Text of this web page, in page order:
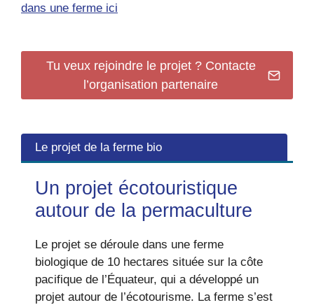
dans une ferme ici
Tu veux rejoindre le projet ? Contacte
l’organisation partenaire
Le projet de la ferme bio
Un projet écotouristique
autour de la permaculture
Le projet se déroule dans une ferme
biologique de 10 hectares située sur la côte
pacifique de l’Équateur, qui a développé un
projet autour de l’écotourisme. La ferme s’est